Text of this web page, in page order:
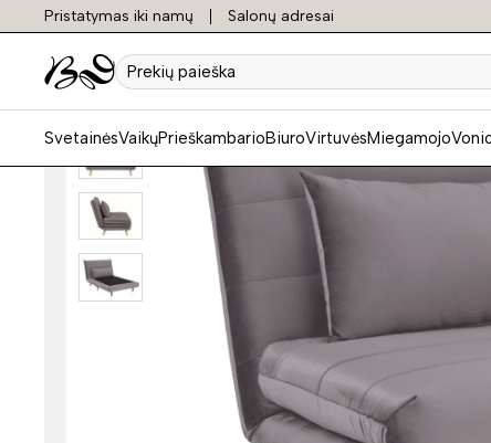
Pristatymas iki namų Salonų adresai
Prekių
paieška
SvetainėsVaikųPrieškambarioBiuroVirtuvėsMiegamojo